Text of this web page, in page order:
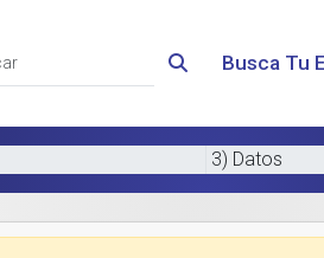
Busca Tu
3) Datos